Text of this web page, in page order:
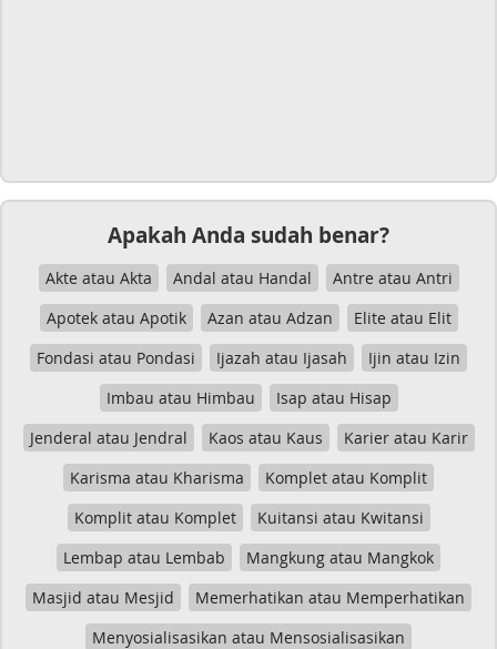
Apakah Anda sudah benar?
Akte atau Akta Andal atau Handal
Antre atau Antri
Apotek atau Apotik
Azan atau Adzan
Elite atau Elit
Fondasi atau Pondasi
Ijazah atau Ijasah
Ijin atau Izin
Imbau atau Himbau
Isap atau Hisap
Jenderal atau Jendral
Kaos atau Kaus
Karier atau Karir
Karisma atau Kharisma
Komplet atau Komplit
Komplit atau Komplet
Kuitansi atau Kwitansi
Lembap atau Lembab
Mangkung atau Mangkok
Masjid atau Mesjid
Memerhatikan atau Memperhatikan
Menyosialisasikan atau Mensosialisasikan